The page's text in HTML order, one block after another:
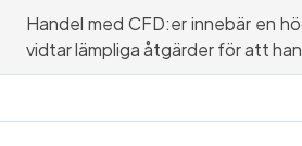
Handel med CFD:er innebär en
vidtar lämpliga åtgärder för att